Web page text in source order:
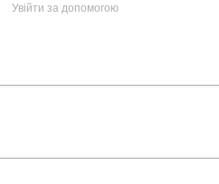
Увійти за допомогою